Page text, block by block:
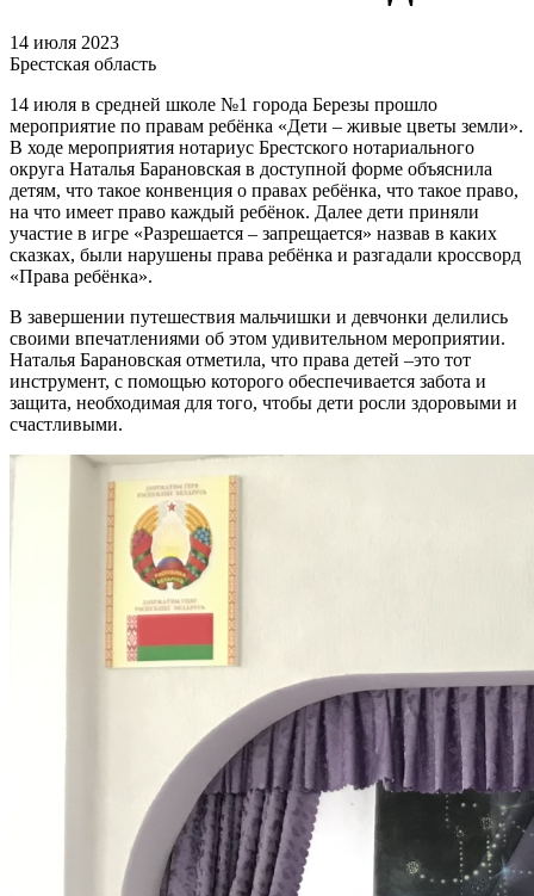
14 июля 2023
Брестская область
14 июля в средней школе №1 города Березы прошло
мероприятие по правам ребёнка «Дети – живые цветы земли».
В ходе мероприятия нотариус Брестского нотариального
округа Наталья Барановская в доступной форме объяснила
детям, что такое конвенция о правах ребёнка, что такое право,
на что имеет право каждый ребёнок. Далее дети приняли
участие в игре «Разрешается – запрещается» назвав в каких
сказках, были нарушены права ребёнка и разгадали кроссворд
«Права ребёнка».
В завершении путешествия мальчишки и девчонки делились
своими впечатлениями об этом удивительном мероприятии.
Наталья Барановская отметила, что права детей –это тот
инструмент, с помощью которого обеспечивается забота и
защита, необходимая для того, чтобы дети росли здоровыми и
счастливыми.